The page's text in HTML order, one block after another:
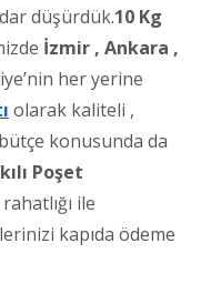
düşürdük.10 Kg
İzmir , Ankara ,
her yerine
olarak kaliteli ,
konusunda da
Poşet
ile
kapıda ödeme